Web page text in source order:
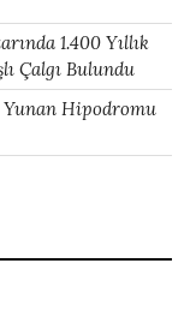
1.400 Yıllık
Çalgı Bulundu
Yunan Hipodromu